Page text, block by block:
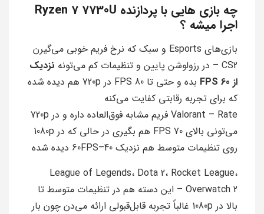
چه بازی هایی با پردازنده Ryzen 7 7730U
اجرا میشه ؟
بازی‌های Esports و سبک که نرخ فریم خوبی می‌گیرن
CS2 – در رزولوشن پایین و تنظیمات کم می‌تونه
نزدیک
از 60 FPS
بده و حتی تا 80 FPS در 720p هم دیده شده
‌که برای تجربه رقابتی کفایت می‌کنه
Valorant – Rate فریم مشابه فوق‌العاده داره و در 720p
می‌تونی بالای 70 FPS هم بگیری در حالی که در 1080p
روی تنظیمات متوسط هم نزدیک 40–60FPS دیده شده
League of Legends، Dota 2، Rocket League،
Overwatch 2 – این دسته هم در تنظیمات متوسط تا
بالا در 1080p غالباً تجربه قابل‌قبولی ارائه می‌دن چون بار